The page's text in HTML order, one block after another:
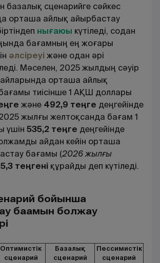
сценарийге сәйкес
орташа айлық айырбастау
нығаюы күтіледі, содан
бағамның ең жоғары
әлсіреуі және одан әрі
Мәселен, 2025 жылдың сәуір
орташа айлық
тиісінше 1 АҚШ доллары
және 492,9 теңге деңгейінде
жылғы желтоқсанда бағам 1
үшін 535,2 теңге деңгейінде
айдан кейін орташа
бағамы (2026 жылғы
теңгені құрайды деп күтіледі.
бойынша
бағамын болжау
Оптимистік
сценарий
Базалық
сценарий
Пессимистік
сценарий